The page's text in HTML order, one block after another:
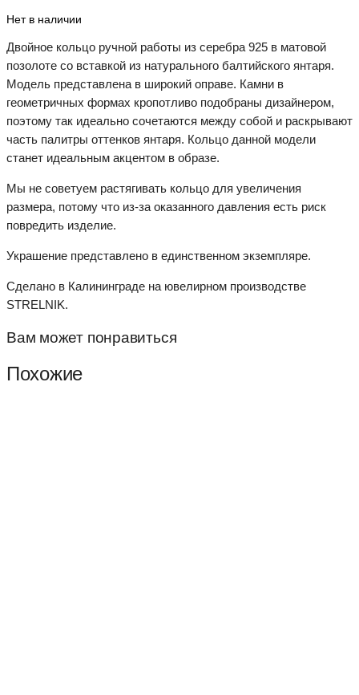
Нет в наличии
Двойное кольцо ручной работы из серебра 925 в матовой
позолоте со вставкой из натурального балтийского янтаря.
Модель представлена в широкий оправе. Камни в
геометричных формах кропотливо подобраны дизайнером,
поэтому так идеально сочетаются между собой и раскрывают
часть палитры оттенков янтаря. Кольцо данной модели
станет идеальным акцентом в образе.
Мы не советуем растягивать кольцо для увеличения
размера, потому что из-за оказанного давления есть риск
повредить изделие.
Украшение представлено в единственном экземпляре.
Сделано в Калининграде на ювелирном производстве
STRELNIK.
Вам может понравиться
Похожие